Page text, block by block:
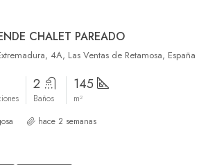
CHALET PAREADO
4A, Las Ventas de Retamosa, España
2
Baños
145
m²
hace 2 semanas